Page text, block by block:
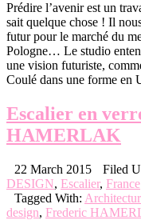
Prédire l’avenir est un
sait quelque chose ! Il
futur pour le marché du
Pologne… Le studio
une vision futuriste,
Coulé dans une forme
Escalier en
HAMERLAK
22 March 2015 Filed
DESIGN, Escalier, France
Tagged With:
design, Frederic